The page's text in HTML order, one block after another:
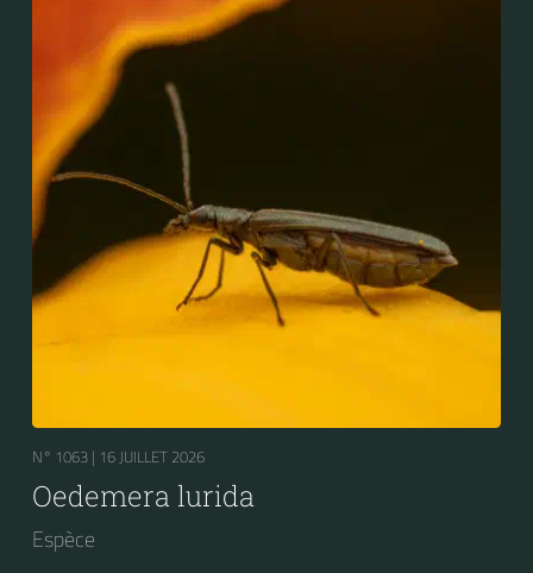
N° 1063 | 16 JUILLET 2026
Oedemera lurida
Espèce